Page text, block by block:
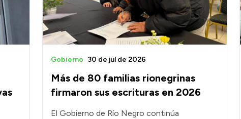
Más de 80 familias rionegrinas
firmaron sus escrituras en 2026
Gobierno 30 de jul de 2026
El Gobierno de Río Negro continúa